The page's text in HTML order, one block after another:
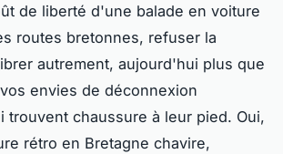
de liberté d'une balade en voiture
routes bretonnes, refuser la
autrement, aujourd'hui plus que
envies de déconnexion
trouvent chaussure à leur pied. Oui,
rétro en Bretagne chavire,